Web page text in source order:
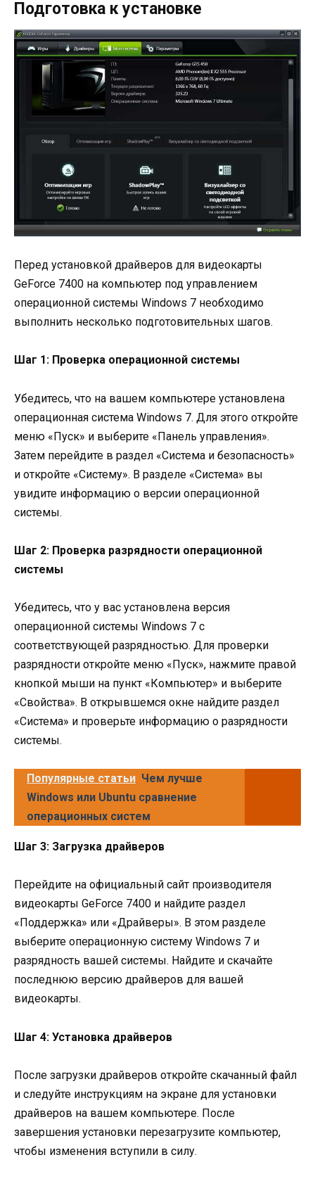
Подготовка к установке
Перед установкой драйверов для видеокарты
GeForce 7400 на компьютер под управлением
операционной системы Windows 7 необходимо
выполнить несколько подготовительных шагов.
Шаг 1: Проверка операционной системы
Убедитесь, что на вашем компьютере установлена
операционная система Windows 7. Для этого откройте
меню «Пуск» и выберите «Панель управления».
Затем перейдите в раздел «Система и безопасность»
и откройте «Систему». В разделе «Система» вы
увидите информацию о версии операционной
системы.
Шаг 2: Проверка разрядности операционной
системы
Убедитесь, что у вас установлена версия
операционной системы Windows 7 с
соответствующей разрядностью. Для проверки
разрядности откройте меню «Пуск», нажмите правой
кнопкой мыши на пункт «Компьютер» и выберите
«Свойства». В открывшемся окне найдите раздел
«Система» и проверьте информацию о разрядности
системы.
Популярные статьи Чем лучше
Windows или Ubuntu сравнение
операционных систем
Шаг 3: Загрузка драйверов
Перейдите на официальный сайт производителя
видеокарты GeForce 7400 и найдите раздел
«Поддержка» или «Драйверы». В этом разделе
выберите операционную систему Windows 7 и
разрядность вашей системы. Найдите и скачайте
последнюю версию драйверов для вашей
видеокарты.
Шаг 4: Установка драйверов
После загрузки драйверов откройте скачанный файл
и следуйте инструкциям на экране для установки
драйверов на вашем компьютере. После
завершения установки перезагрузите компьютер,
чтобы изменения вступили в силу.